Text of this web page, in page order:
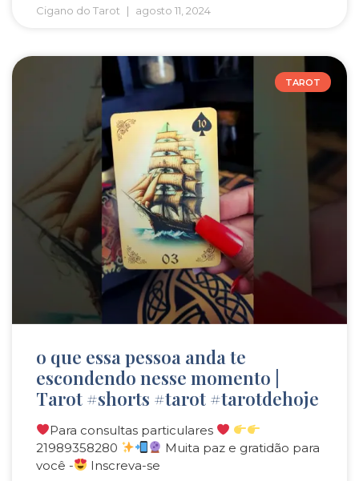
Cigano do Tarot agosto 11, 2024
TAROT
o que essa pessoa anda te
escondendo nesse momento |
Tarot #shorts #tarot #tarotdehoje
Para consultas particulares
21989358280
Muita paz e gratidão para
você -
Inscreva-se